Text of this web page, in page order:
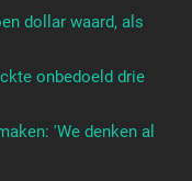
dollar waard, als
onbedoeld drie
'We denken al